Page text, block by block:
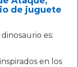
de juguete
es:
en los